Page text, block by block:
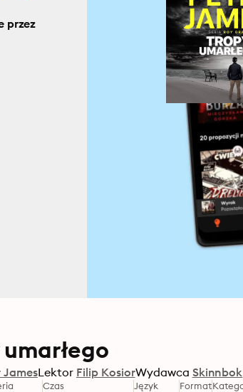
przez
JamesLektor Filip KosiorWydawca Skinnbok
Czas Język Format